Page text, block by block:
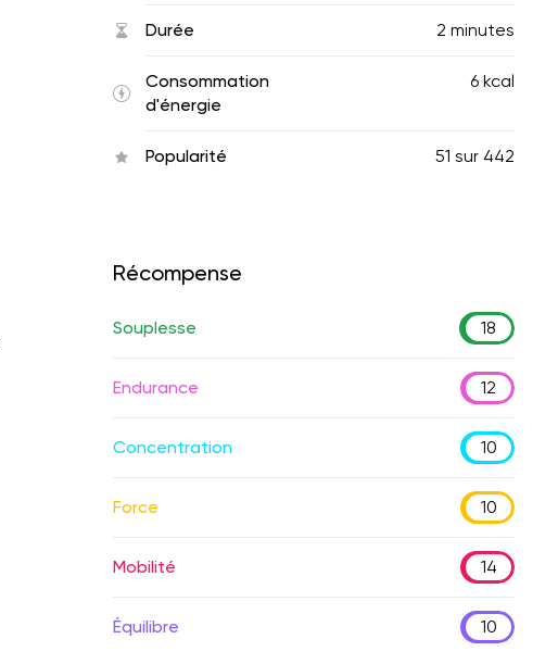
Durée 2 minutes
Consommation
d'énergie
6 kcal
Popularité 51 sur 442
Récompense
Souplesse 18
Endurance 12
Concentration 10
Force 10
Mobilité 14
Équilibre 10